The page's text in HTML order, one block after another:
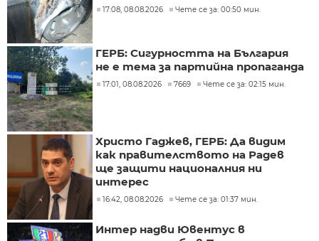
17:08, 08.08.2026 Чете се за: 00:50 мин.
ГЕРБ: Сигурността на България
не е тема за партийна пропаганда
17:01, 08.08.2026 7669 Чете се за: 02:15 мин.
Христо Гаджев, ГЕРБ: Да видим
как правителството на Радев
ще защити националния ни
интерес
16:42, 08.08.2026 Чете се за: 01:37 мин.
Интер надви Ювентус в